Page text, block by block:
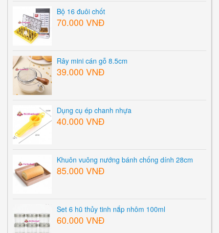
Bộ 16 đuôi chốt
70.000 VNĐ
Rây mini cán gỗ 8.5cm
39.000 VNĐ
Dụng cụ ép chanh nhựa
40.000 VNĐ
Khuôn vuông nướng bánh chống dính 28cm
85.000 VNĐ
Set 6 hũ thủy tinh nắp nhôm 100ml
60.000 VNĐ